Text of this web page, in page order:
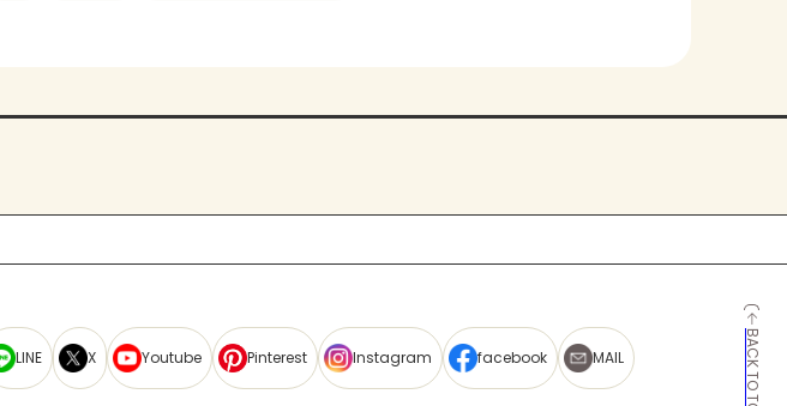
BACK TO TOP
LINE X Youtube Pinterest Instagram facebook MAIL